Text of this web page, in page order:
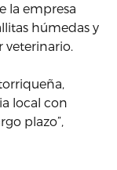
la empresa
húmedas y
veterinario.
local con
plazo”,